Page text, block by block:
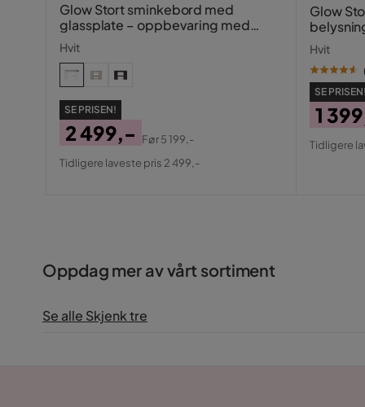
Glow Stort sminkebord med
glassplate – oppbevaring med
skuffer og rom 120 cm
Hvit
SE PRISEN!
Pris
2 499,-
Original
Før5 199,-
Tidligere laveste pris 2 499,-
Glow
speil
Hvit
SE PRISEN!
Pris
1
Tidligere
Oppdag mer av vårt sortiment
Se alle Skjenk tre